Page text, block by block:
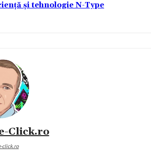
și tehnologie N-Type
Click.ro
click.ro